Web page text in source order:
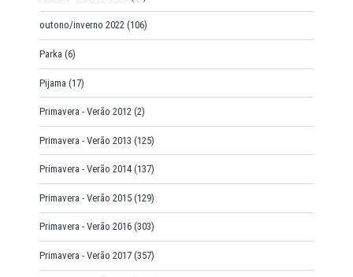
outono/inverno 2022 (106)
Parka (6)
Pijama (17)
Primavera - Verão 2012 (2)
Primavera - Verão 2013 (125)
Primavera - Verão 2014 (137)
Primavera - Verão 2015 (129)
Primavera - Verão 2016 (303)
Primavera - Verão 2017 (357)